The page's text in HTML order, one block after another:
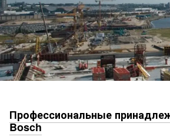
Профессиональные
Bosch